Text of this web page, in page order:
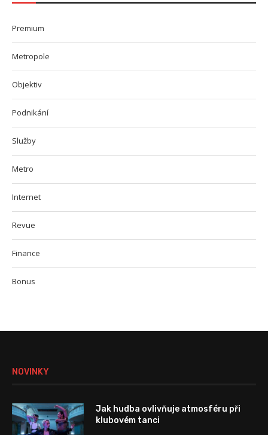
Premium
Metropole
Objektiv
Podnikání
Služby
Metro
Internet
Revue
Finance
Bonus
NOVINKY
Jak hudba ovlivňuje atmosféru při
klubovém tanci